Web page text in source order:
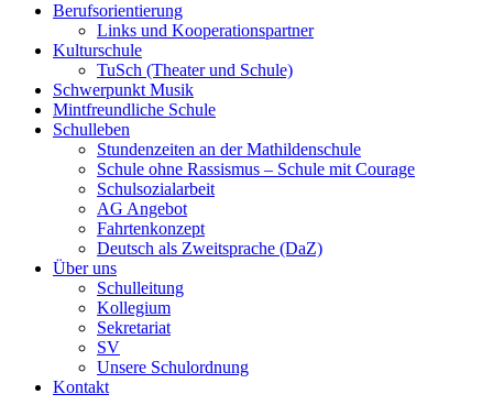
Berufsorientierung
Links und Kooperationspartner
Kulturschule
TuSch (Theater und Schule)
Schwerpunkt Musik
Mintfreundliche Schule
Schulleben
Stundenzeiten an der Mathildenschule
Schule ohne Rassismus – Schule mit Courage
Schulsozialarbeit
AG Angebot
Fahrtenkonzept
Deutsch als Zweitsprache (DaZ)
Über uns
Schulleitung
Kollegium
Sekretariat
SV
Unsere Schulordnung
Kontakt